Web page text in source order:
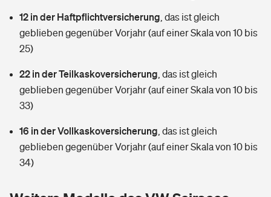
Wer versichert was: Jetzt Versicherer finden
Sie haben Fragen?
Mietkautionsversicherung
Restkreditversicherung
Zur Übersicht
Hochwasser-Check: Wie gefährdet ist Ihr Haus?
Wer versichert was: Jetzt Versicherer finden
Reiseversicherung
Handyversicherung
Private Cyberversicherung
Musikinstrumentenversicherung
Zur Übersicht
Wer versichert was: Jetzt Versicherer finden
Sie haben Fragen?
Rentenrechner: Wie viel Geld bekomme ich im Alter?
12 in der Haftpflichtversicherung das ist gleich
geblieben gegenüber Vorjahr (auf einer Skala von 10 bis
25)
22 in der Teilkaskoversicherung das ist gleich
geblieben gegenüber Vorjahr (auf einer Skala von 10 bis
33)
16 in der Vollkaskoversicherung das ist gleich
geblieben gegenüber Vorjahr (auf einer Skala von 10 bis
34)